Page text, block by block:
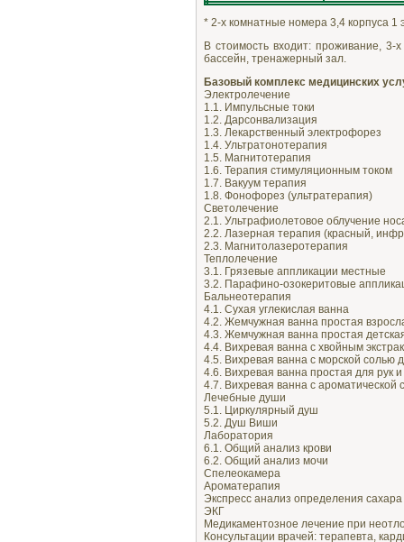
* 2-х комнатные номера 3,4 корпуса 1
В стоимость входит: проживание, 3-
бассейн, тренажерный зал.
Базовый комплекс медицинских
Электролечение
1.1. Импульсные токи
1.2. Дарсонвализация
1.3. Лекарственный электрофорез
1.4. Ультратонотерапия
1.5. Магнитотерапия
1.6. Терапия стимуляционным током
1.7. Вакуум терапия
1.8. Фонофорез (ультратерапия)
Светолечение
2.1. Ультрафиолетовое облучение
2.2. Лазерная терапия (красный,
2.3. Магнитолазеротерапия
Теплолечение
3.1. Грязевые аппликации местные
3.2. Парафино-озокеритовые
Бальнеотерапия
4.1. Сухая углекислая ванна
4.2. Жемчужная ванна простая
4.3. Жемчужная ванна простая
4.4. Вихревая ванна с хвойным
4.5. Вихревая ванна с морской солью
4.6. Вихревая ванна простая для рук и
4.7. Вихревая ванна с ароматической
Лечебные души
5.1. Циркулярный душ
5.2. Душ Виши
Лаборатория
6.1. Общий анализ крови
6.2. Общий анализ мочи
Спелеокамера
Ароматерапия
Экспресс анализ определения
ЭКГ
Медикаментозное лечение при
Консультации врачей: терапевта,